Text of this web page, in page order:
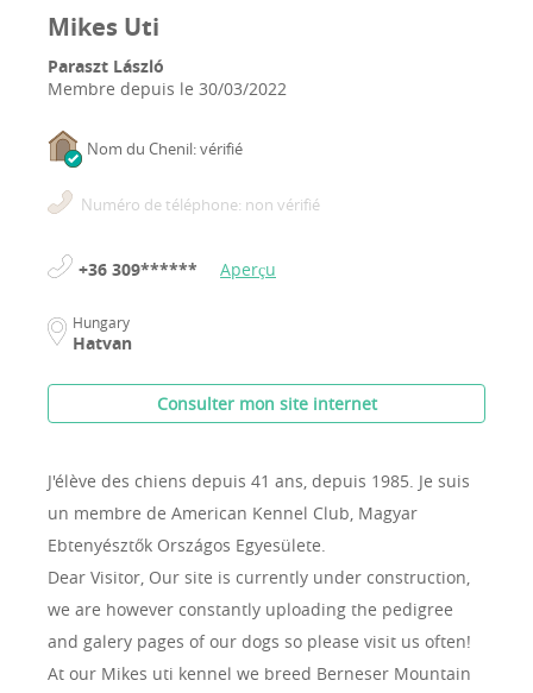
Mikes Uti
Paraszt László
Membre depuis le 30/03/2022
Nom du Chenil: vérifié
Numéro de téléphone: non vérifié
+36 309****** Aperçu
Hungary
Hatvan
Consulter mon site internet
J'élève des chiens depuis 41 ans, depuis 1985. Je suis
un membre de American Kennel Club, Magyar
Ebtenyésztők Országos Egyesülete.
Dear Visitor, Our site is currently under construction,
we are however constantly uploading the pedigree
and galery pages of our dogs so please visit us often!
At our Mikes uti kennel we breed Berneser Mountain